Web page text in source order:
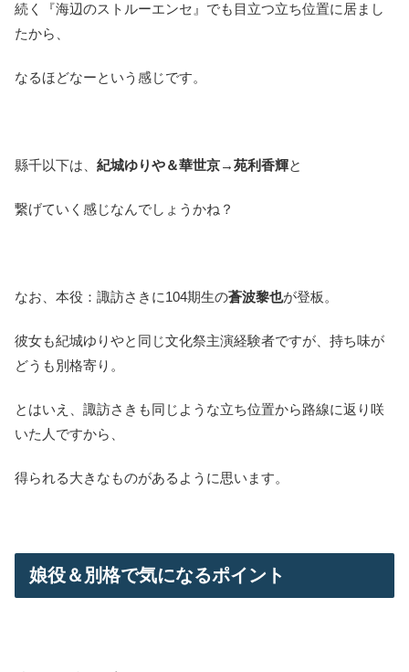
続く『海辺のストルーエンセ』でも目立つ立ち位置に居まし
たから、
なるほどなーという感じです。
縣千以下は、 紀城ゆりや＆華世京→苑利香輝と
繋げていく感じなんでしょうかね？
なお、本役：諏訪さきに104期生の蒼波黎也が登板。
彼女も紀城ゆりやと同じ文化祭主演経験者ですが、持ち味が
どうも別格寄り。
とはいえ、諏訪さきも同じような立ち位置から路線に返り咲
いた人ですから、
得られる大きなものがあるように思います。
娘役＆別格で気になるポイント